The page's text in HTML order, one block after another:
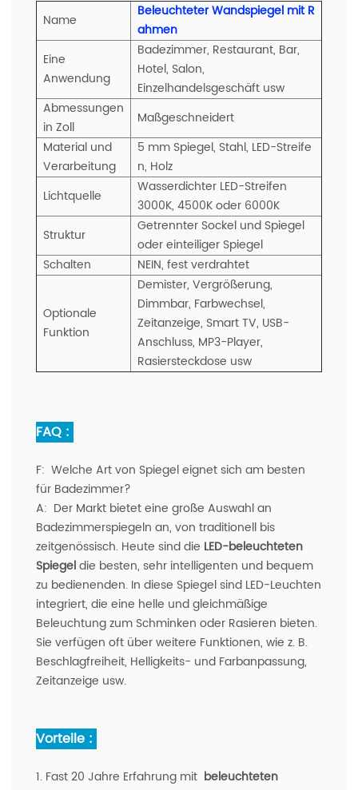
Name
Beleuchteter Wandspiegel mit R
ahmen
Eine
Anwendung
Badezimmer, Restaurant, Bar,
Hotel, Salon,
Einzelhandelsgeschäft usw
Abmessungen
in Zoll
Maßgeschneidert
Material und
Verarbeitung
5 mm Spiegel, Stahl, LED-Streife
n, Holz
Lichtquelle
Wasserdichter LED-Streifen
3000K, 4500K oder 6000K
Struktur
Getrennter Sockel und Spiegel
oder einteiliger Spiegel
Schalten
NEIN, fest verdrahtet
Optionale
Funktion
Demister, Vergrößerung,
Dimmbar, Farbwechsel,
Zeitanzeige, Smart TV, USB-
Anschluss, MP3-Player,
Rasiersteckdose usw
FAQ :
F: Welche Art von Spiegel eignet sich am besten
für Badezimmer?
A: Der Markt bietet eine große Auswahl an
Badezimmerspiegeln an, von traditionell bis
zeitgenössisch. Heute sind die LED-beleuchteten
Spiegeldie besten, sehr intelligenten und bequem
zu bedienenden. In diese Spiegel sind LED-Leuchten
integriert, die eine helle und gleichmäßige
Beleuchtung zum Schminken oder Rasieren bieten.
Sie verfügen oft über weitere Funktionen, wie z. B.
Beschlagfreiheit, Helligkeits- und Farbanpassung,
Zeitanzeige usw.
Vorteile :
1. Fast 20 Jahre Erfahrung mit beleuchteten